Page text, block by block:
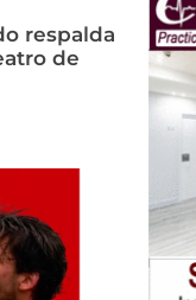
respalda
de